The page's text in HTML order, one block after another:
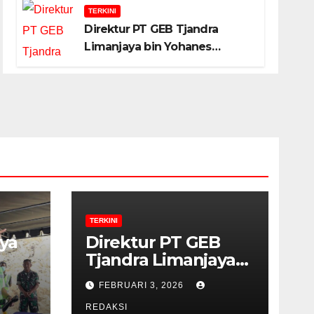
TERKINI
Direktur PT GEB Tjandra
Limanjaya bin Yohanes
TERKINI
Direktur PT GEB
Tjandra Limanjaya
bin Yohanes
Limanjaya dan
FEBRUARI 3, 2026
REDAKSI